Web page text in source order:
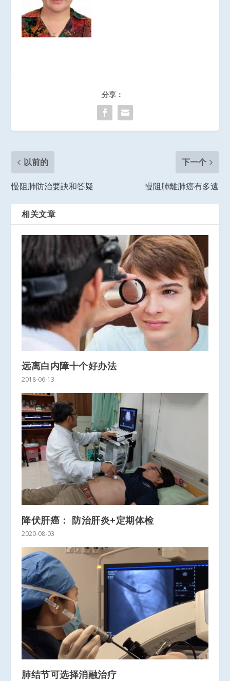
分享：
以前的
慢阻肺防治要訣和答疑
下一个
慢阻肺離肺癌有多遠
相关文章
远离白内障十个好办法
2018-06-13
降伏肝癌： 防治肝炎+定期体检
2020-08-03
肺结节可选择消融治疗